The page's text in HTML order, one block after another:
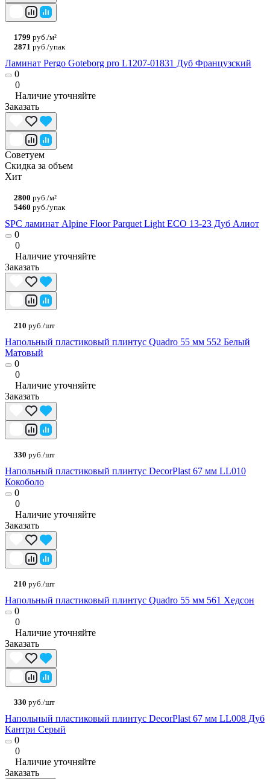
1799 руб./м²
2871 руб./упак
Ламинат Pergo Goteborg pro L1207-01831 Дуб Французский
0
0
Наличие уточняйте
Заказать
Советуем
Скидка за объем
Хит
2800 руб./м²
5460 руб./упак
SPC ламинат Alpine Floor Parquet Light ЕСО 13-23 Дуб Алиот
0
0
Наличие уточняйте
Заказать
210 руб./шт
Напольный пластиковый плинтус Quadro 55 мм 552 Белый
Матовый
0
0
Наличие уточняйте
Заказать
330 руб./шт
Напольный пластиковый плинтус DecorPlast 67 мм LL010
Кокоболо
0
0
Наличие уточняйте
Заказать
210 руб./шт
Напольный пластиковый плинтус Quadro 55 мм 561 Хедсон
0
0
Наличие уточняйте
Заказать
330 руб./шт
Напольный пластиковый плинтус DecorPlast 67 мм LL008 Дуб
Кантри Серый
0
0
Наличие уточняйте
Заказать